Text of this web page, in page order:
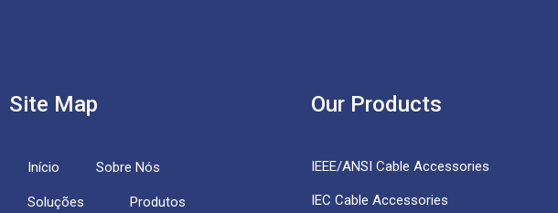
Site Map
Início Sobre Nós
Soluções Produtos
Our Products
IEEE/ANSI Cable Accessories
IEC Cable Accessories